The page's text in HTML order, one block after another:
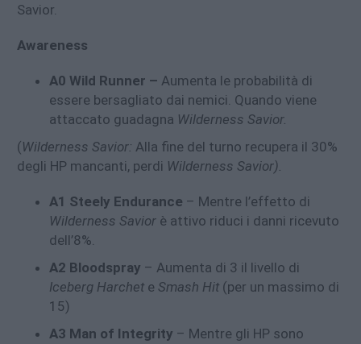
Savior.
Awareness
A0 Wild Runner – Aumenta le probabilità di
essere bersagliato dai nemici. Quando viene
attaccato guadagna Wilderness Savior.
(Wilderness Savior: Alla fine del turno recupera il 30%
degli HP mancanti, perdi Wilderness Savior).
A1 Steely Endurance – Mentre l’effetto di
Wilderness Savior è attivo riduci i danni ricevuto
dell’8%.
A2 Bloodspray – Aumenta di 3 il livello di
Iceberg Harchet e Smash Hit (per un massimo di
15)
A3 Man of Integrity – Mentre gli HP sono